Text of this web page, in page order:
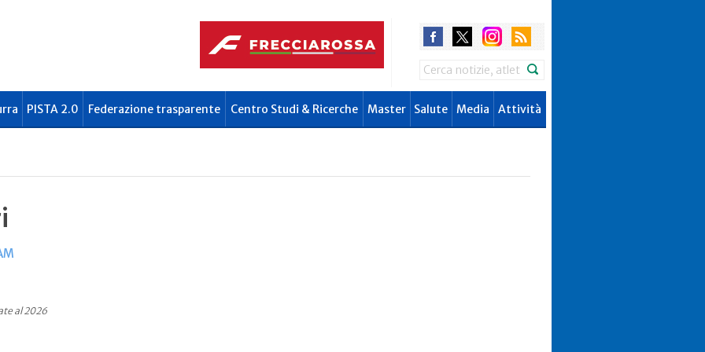
Search
PISTA 2.0 Federazione trasparente Centro Studi & Ricerche Master Salute Media Attività
al 2026